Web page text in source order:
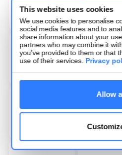
This website uses cookies
We use cookies to personalise
social media features and to
share information about your
partners who may combine it
you’ve provided to them or that
use of their services. Privacy
Allow